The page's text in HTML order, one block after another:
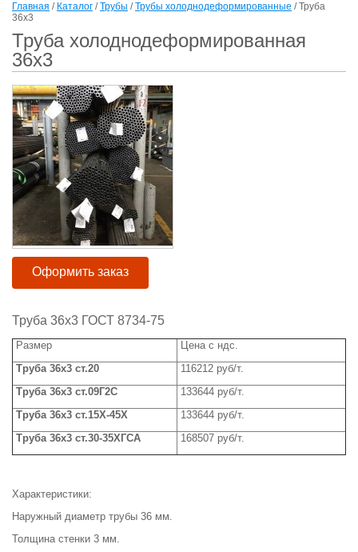
Главная / Каталог /Трубы /Трубы холоднодеформированные / Труба
36x3
Труба холоднодеформированная
36x3
Оформить заказ
Труба 36x3 ГОСТ 8734-75
Размер
Цена с ндс.
Труба 36x3 ст.20
116212 руб/т.
Труба 36x3 ст.09Г2С
133644 руб/т.
Труба 36x3 ст.15Х-45Х 133644 руб/т.
Труба 36x3 ст.30-35ХГСА 168507 руб/т.
Характеристики:
Наружный диаметр трубы 36 мм.
Толщина стенки 3 мм.